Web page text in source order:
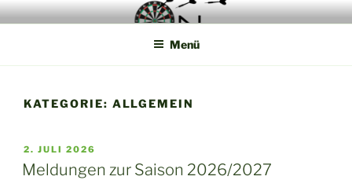
Zum
Inhalt
Die Webseite der Münsterland Steel Dart Liga
Menü
KATEGORIE: ALLGEMEIN
VERÖFFENTLICHT
AM
2. JULI 2026
Meldungen zur Saison 2026/2027